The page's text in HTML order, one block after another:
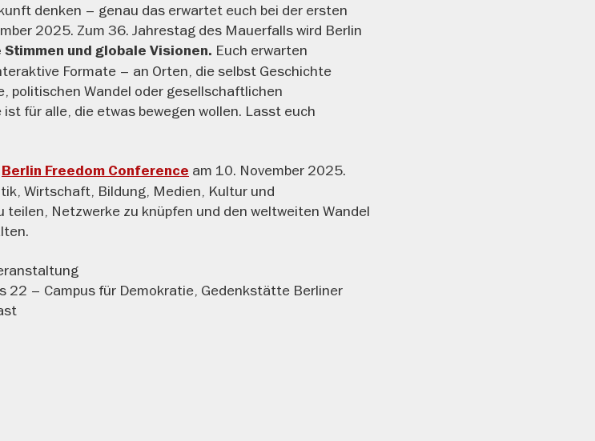
denken – genau das erwartet euch bei der ersten
2025. Zum 36. Jahrestag des Mauerfalls wird Berlin
und globale Visionen. Euch erwarten
Formate – an Orten, die selbst Geschichte
politischen Wandel oder gesellschaftlichen
für alle, die etwas bewegen wollen. Lasst euch
Berlin Freedom Conference am 10. November 2025.
Wirtschaft, Bildung, Medien, Kultur und
Netzwerke zu knüpfen und den weltweiten Wandel
22 – Campus für Demokratie, Gedenkstätte Berliner